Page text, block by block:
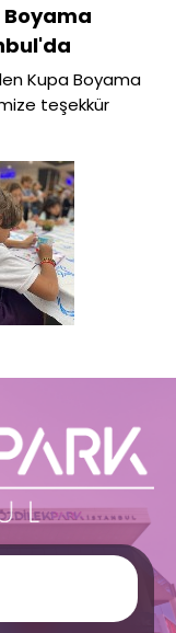
Boyama
Kupa Boyama
teşekkür